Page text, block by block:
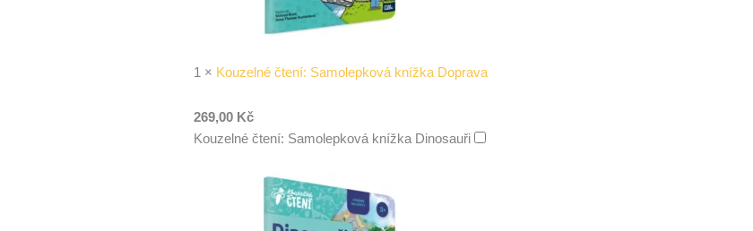
1 × Kouzelné čtení: Samolepková knížka Doprava
269,00 Kč
Kouzelné čtení: Samolepková knížka Dinosauři